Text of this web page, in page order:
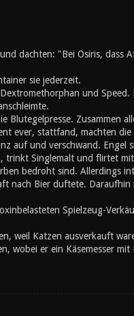
dachten: "Bei Osiris, dass
sie jederzeit.
und Speed.
Zusammen
ever, stattfand, machten die
auf und verschwand. Engel
Singlemalt und flirtet
bedroht sind. Allerdings
nach Bier duftete.
Spielzeug-
weil Katzen ausverkauft
wobei er ein Käsemesser mit